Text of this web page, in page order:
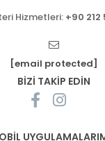
Hizmetleri: +90 212
[email protected]
BİZİ TAKİP EDİN